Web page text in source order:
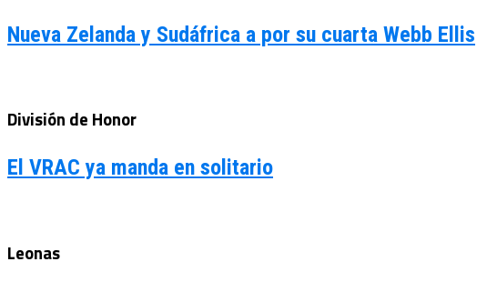
Nueva Zelanda y Sudáfrica a por su cuarta Webb Ellis
División de Honor
El VRAC ya manda en solitario
Leonas